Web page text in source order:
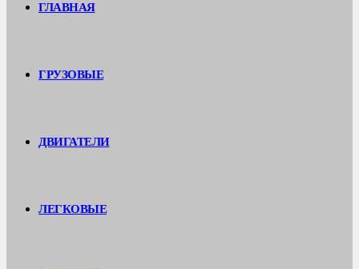
ГЛАВНАЯ
ГРУЗОВЫЕ
ДВИГАТЕЛИ
ЛЕГКОВЫЕ